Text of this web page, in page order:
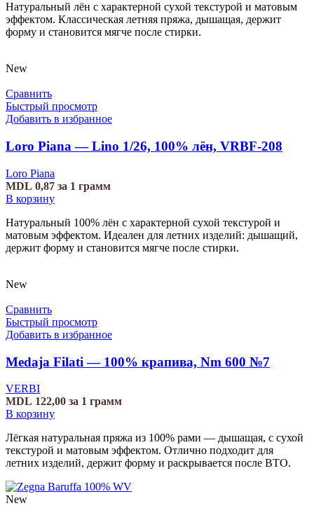
Натуральный лён с характерной сухой текстурой и матовым
эффектом. Классическая летняя пряжа, дышащая, держит
форму и становится мягче после стирки.
New
Сравнить
Быстрый просмотр
Добавить в избранное
Loro Piana — Lino 1/26, 100% лён, VRBF-208
Loro Piana
MDL 0,87 за 1 грамм
В корзину
Натуральный 100% лён с характерной сухой текстурой и
матовым эффектом. Идеален для летних изделий: дышащий,
держит форму и становится мягче после стирки.
New
Сравнить
Быстрый просмотр
Добавить в избранное
Medaja Filati — 100% крапива, Nm 600 №7
VERBI
MDL 122,00 за 1 грамм
В корзину
Лёгкая натуральная пряжа из 100% рами — дышащая, с сухой
текстурой и матовым эффектом. Отлично подходит для
летних изделий, держит форму и раскрывается после ВТО.
New